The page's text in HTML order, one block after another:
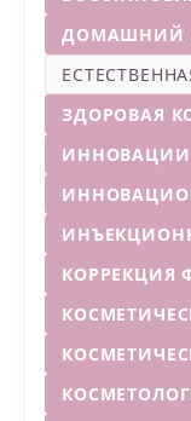
ДОМАШНИЙ
ЗДОРОВАЯ
КОРРЕКЦИЯ